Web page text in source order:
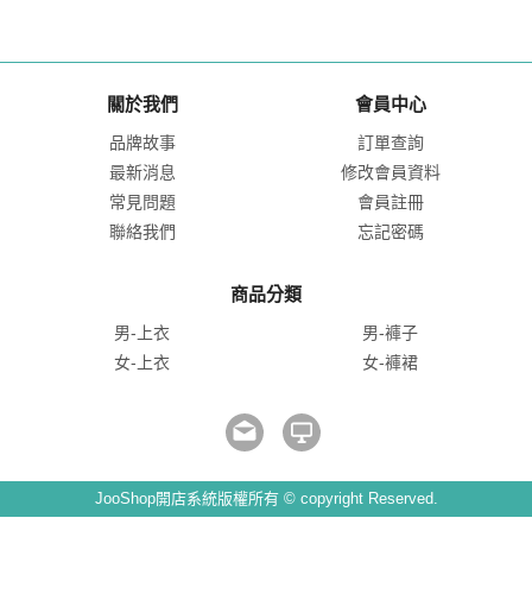
關於我們
品牌故事
最新消息
常見問題
聯絡我們
會員中心
訂單查詢
修改會員資料
會員註冊
忘記密碼
商品分類
男-上衣
男-褲子
女-上衣
女-褲裙
JooShop開店系統版權所有 © copyright Reserved.